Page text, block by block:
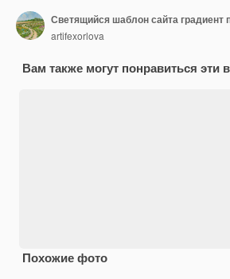
artifexorlova
Вам также могут понравиться эти
Похожие фото